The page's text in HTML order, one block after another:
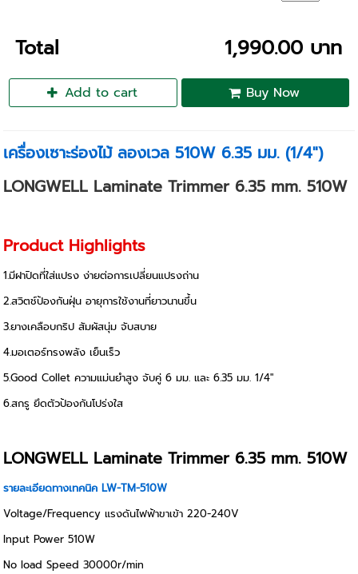
Total 1,990.00 บาท
Add to cart Buy Now
เครื่องเซาะร่องไม้ ลองเวล 510W 6.35 มม. (1/4")
LONGWELL Laminate Trimmer 6.35 mm. 510W
Product Highlights
1.มีฝาปิดที่ใส่แปรง ง่ายต่อการเปลี่ยนแปรงถ่าน
2.สวิตช์ป้องกันฝุ่น อายุการใช้งานที่ยาวนานขึ้น
3.ยางเคลือบกริป สัมผัสนุ่ม จับสบาย
4.มอเตอร์ทรงพลัง เย็นเร็ว
5.Good Collet ความแม่นยำสูง จับคู่ 6 มม. และ 6.35 มม. 1/4"
6.สกรู ยึดตัวป้องกันโปร่งใส
LONGWELL Laminate Trimmer 6.35 mm. 510W
รายละเอียดทางเทคนิค LW-TM-510W
Voltage/Frequency แรงดันไฟฟ้าขาเข้า 220-240V
Input Power 510W
No load Speed 30000r/min